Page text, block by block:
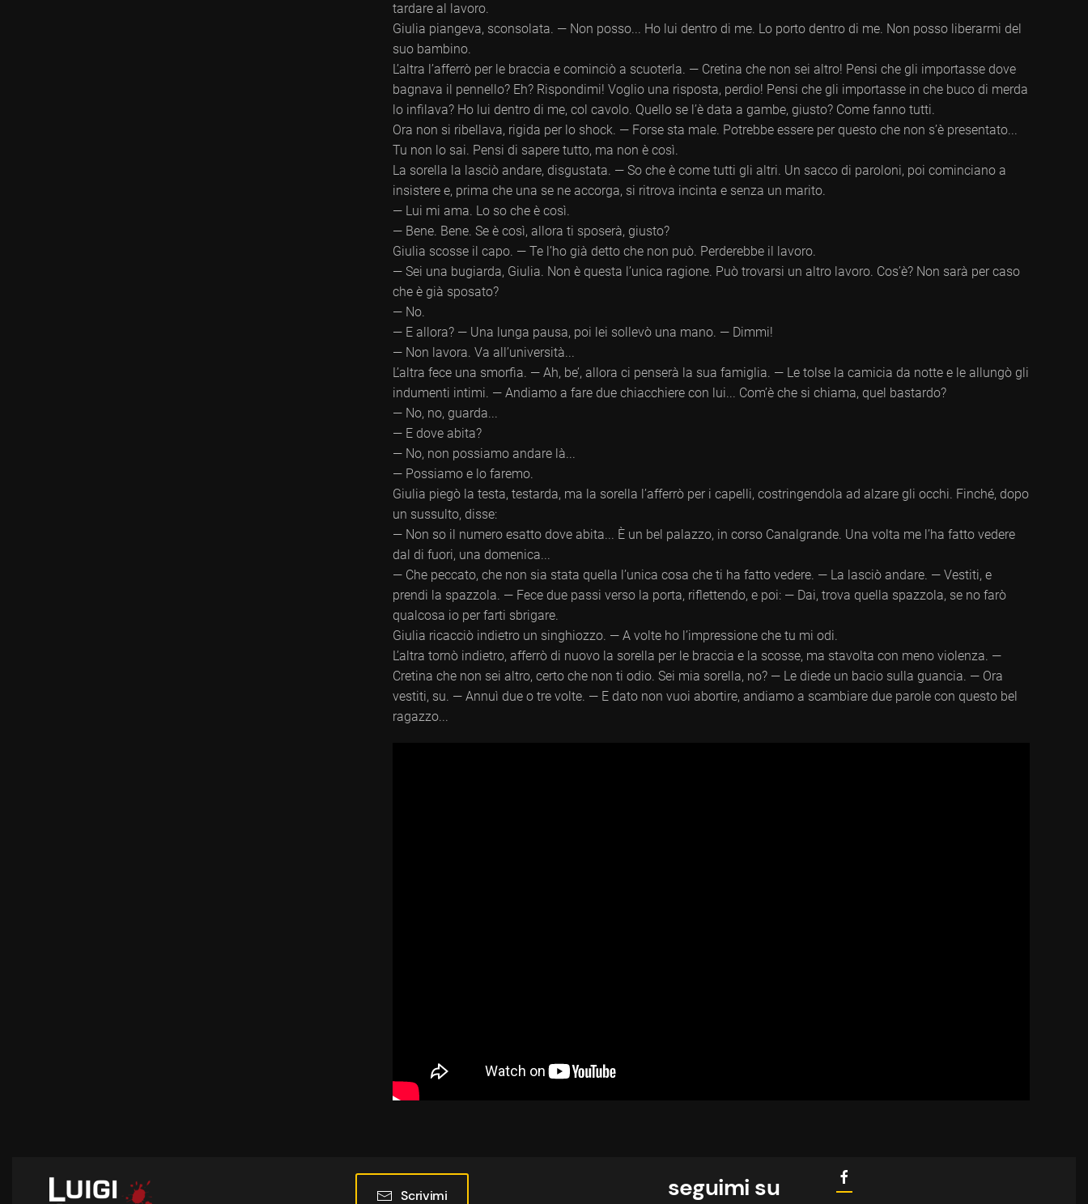
tardare al lavoro.
Giulia piangeva, sconsolata. — Non posso... Ho lui dentro di me. Lo porto dentro di me. Non posso liberarmi del
suo bambino.
L’altra l’afferrò per le braccia e cominciò a scuoterla. — Cretina che non sei altro! Pensi che gli importasse dove
bagnava il pennello? Eh? Rispondimi! Voglio una risposta, perdio! Pensi che gli importasse in che buco di merda
lo infilava? Ho lui dentro di me, col cavolo. Quello se l’è data a gambe, giusto? Come fanno tutti.
Ora non si ribellava, rigida per lo shock. — Forse sta male. Potrebbe essere per questo che non s’è presentato...
Tu non lo sai. Pensi di sapere tutto, ma non è così.
La sorella la lasciò andare, disgustata. — So che è come tutti gli altri. Un sacco di paroloni, poi cominciano a
insistere e, prima che una se ne accorga, si ritrova incinta e senza un marito.
— Lui mi ama. Lo so che è così.
— Bene. Bene. Se è così, allora ti sposerà, giusto?
Giulia scosse il capo. — Te l’ho già detto che non può. Perderebbe il lavoro.
— Sei una bugiarda, Giulia. Non è questa l’unica ragione. Può trovarsi un altro lavoro. Cos’è? Non sarà per caso
che è già sposato?
— No.
— E allora? — Una lunga pausa, poi lei sollevò una mano. — Dimmi!
— Non lavora. Va all’università...
L’altra fece una smorfia. — Ah, be’, allora ci penserà la sua famiglia. — Le tolse la camicia da notte e le allungò gli
indumenti intimi. — Andiamo a fare due chiacchiere con lui... Com’è che si chiama, quel bastardo?
— No, no, guarda...
— E dove abita?
— No, non possiamo andare là...
— Possiamo e lo faremo.
Giulia piegò la testa, testarda, ma la sorella l’afferrò per i capelli, costringendola ad alzare gli occhi. Finché, dopo
un sussulto, disse:
— Non so il numero esatto dove abita... È un bel palazzo, in corso Canalgrande. Una volta me l’ha fatto vedere
dal di fuori, una domenica...
— Che peccato, che non sia stata quella l’unica cosa che ti ha fatto vedere. — La lasciò andare. — Vestiti, e
prendi la spazzola. — Fece due passi verso la porta, riflettendo, e poi: — Dai, trova quella spazzola, se no farò
qualcosa io per farti sbrigare.
Giulia ricacciò indietro un singhiozzo. — A volte ho l’impressione che tu mi odi.
L’altra tornò indietro, afferrò di nuovo la sorella per le braccia e la scosse, ma stavolta con meno violenza. —
Cretina che non sei altro, certo che non ti odio. Sei mia sorella, no? — Le diede un bacio sulla guancia. — Ora
vestiti, su. — Annuì due o tre volte. — E dato non vuoi abortire, andiamo a scambiare due parole con questo bel
ragazzo...
Scrivimi seguimi su